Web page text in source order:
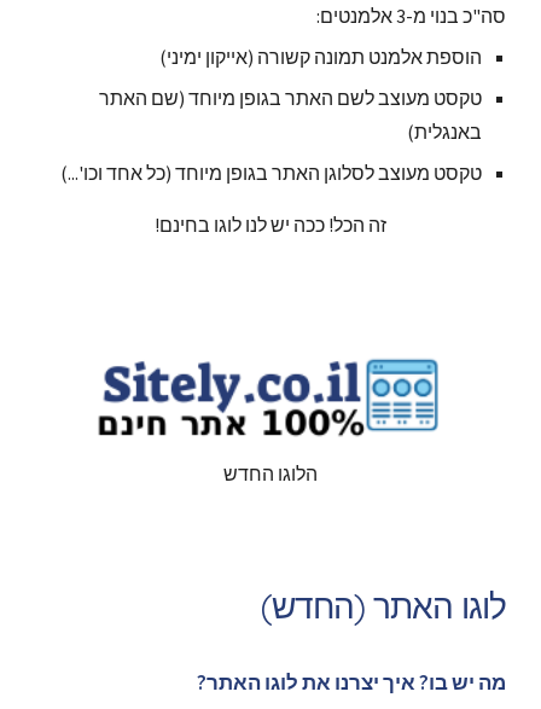
סה"כ בנוי מ-3 אלמנטים:
הוספת אלמנט תמונה קשורה (אייקון ימיני)
טקסט מעוצב לשם האתר בגופן מיוחד (שם האתר
באנגלית)
טקסט מעוצב לסלוגן האתר בגופן מיוחד (כל אחד וכו'...)
זה הכל! ככה יש לנו לוגו בחינם!
הלוגו החדש
לוגו האתר (החדש)
מה יש בו? איך יצרנו את לוגו האתר?